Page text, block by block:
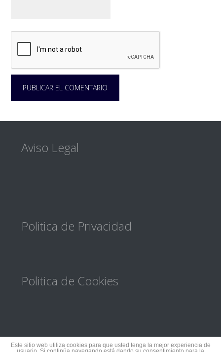
Footer
Aviso Legal
Politica de Privacidad
Politica de Cookies
Este sitio web utiliza cookies para que usted tenga la mejor experiencia de